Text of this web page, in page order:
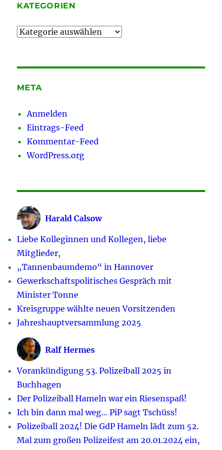
KATEGORIEN
Kategorien
META
Anmelden
Eintrags-Feed
Kommentar-Feed
WordPress.org
Harald Calsow
Liebe Kolleginnen und Kollegen, liebe
Mitglieder,
„Tannenbaumdemo“ in Hannover
Gewerkschaftspolitisches Gespräch mit
Minister Tonne
Kreisgruppe wählte neuen Vorsitzenden
Jahreshauptversammlung 2025
Ralf Hermes
Vorankündigung 53. Polizeiball 2025 in
Buchhagen
Der Polizeiball Hameln war ein Riesenspaß!
Ich bin dann mal weg… PiP sagt Tschüss!
Polizeiball 2024! Die GdP Hameln lädt zum 52.
Mal zum großen Polizeifest am 20.01.2024 ein,